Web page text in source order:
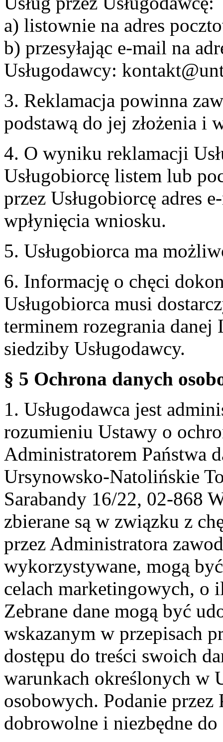
a) listownie na adres
b) przesyłając e-mail na
Usługodawcy:
3. Reklamacja powinna
podstawą do jej złożenia i
4. O wyniku reklamacji
Usługobiorcę listem lub
przez Usługobiorcę adres
wpłynięcia wniosku.
5. Usługobiorca ma
6. Informację o chęci
Usługobiorca musi
terminem rozegrania
siedziby Usługodawcy.
§ 5 Ochrona danych
1. Usługodawca jest
rozumieniu Ustawy o
Administratorem Państwa
Ursynowsko-Natolińskie
Sarabandy 16/22, 02-868
zbierane są w związku z
przez Administratora
wykorzystywane, mogą
celach marketingowych, o
Zebrane dane mogą być
wskazanym w przepisach
dostępu do treści swoich
warunkach określonych w
osobowych. Podanie przez
dobrowolne i niezbędne